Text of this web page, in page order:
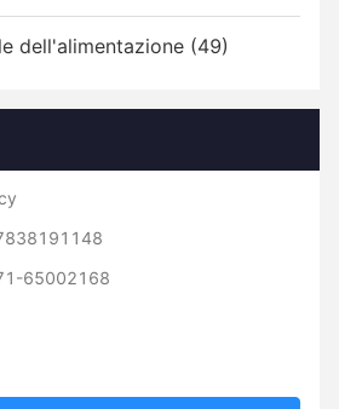
dell'alimentazione (49)
65002168